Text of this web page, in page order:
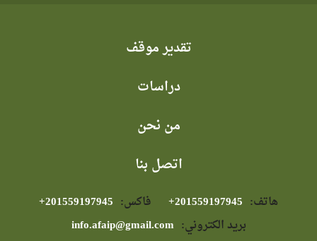
تقدير موقف
دراسات
من نحن
اتصل بنا
هاتف: فاكس:
بريد الكتروني: info.afaip@gmail.com